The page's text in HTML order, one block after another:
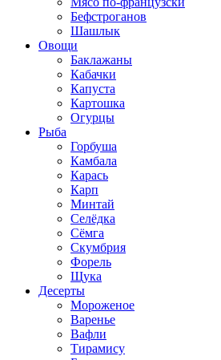
Бефстроганов
Шашлык
Овощи
Баклажаны
Кабачки
Капуста
Картошка
Огурцы
Рыба
Горбуша
Камбала
Карась
Карп
Минтай
Селёдка
Сёмга
Скумбрия
Форель
Щука
Десерты
Мороженое
Варенье
Вафли
Тирамису